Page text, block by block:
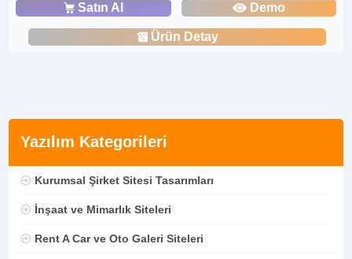
Yazılım Kategorileri
Kurumsal Şirket Sitesi Tasarımları
İnşaat ve Mimarlık Siteleri
Rent A Car ve Oto Galeri Siteleri
Satın Al Demo
Ürün Detay